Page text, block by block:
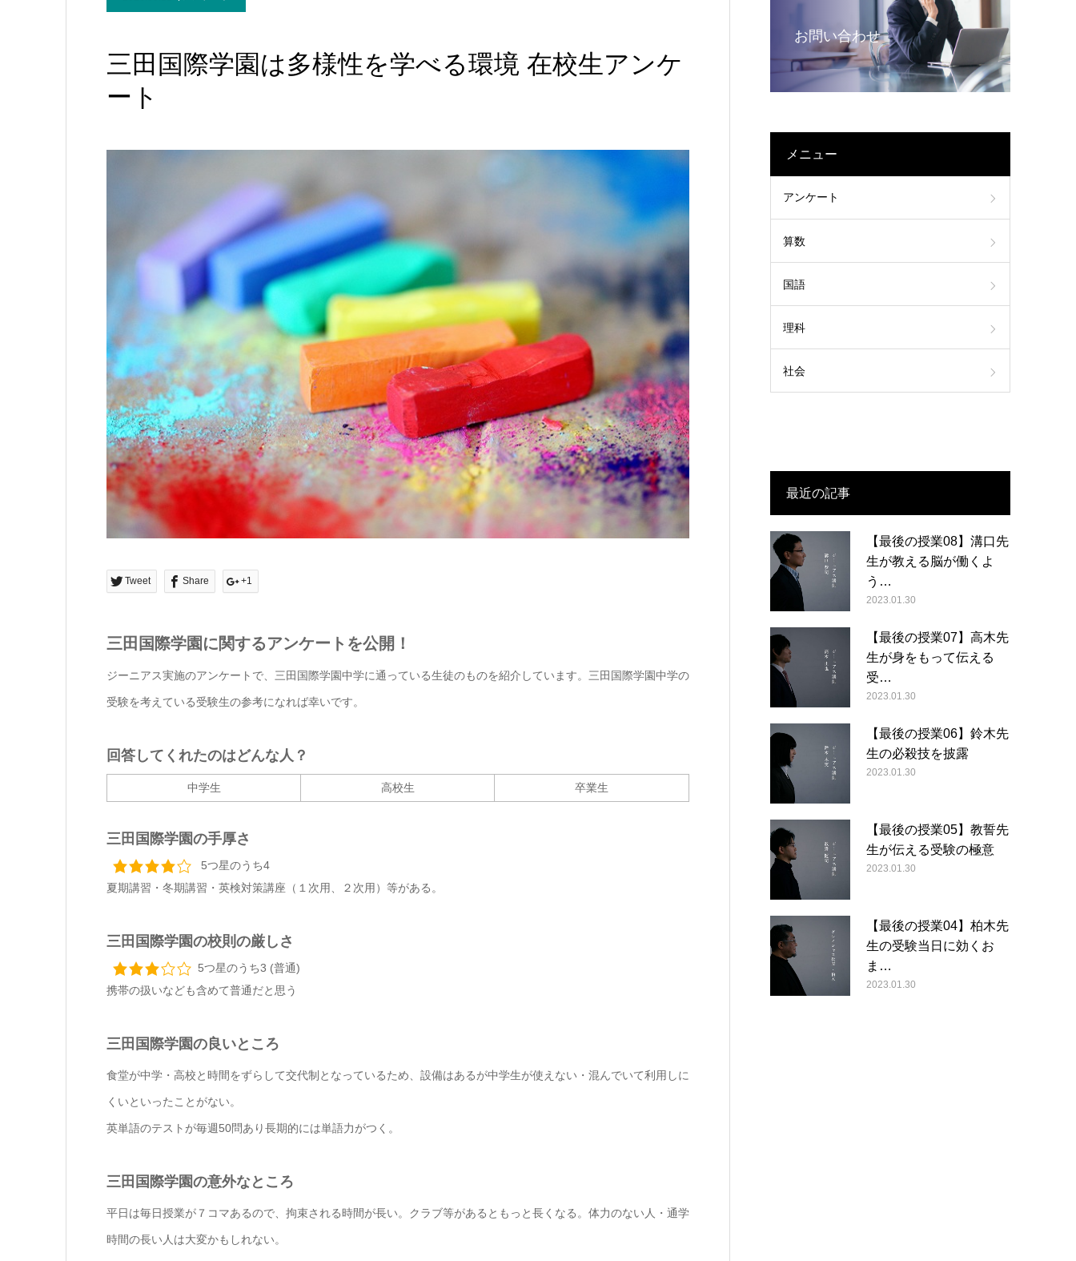
三田国際学園は多様性を学べる環境 在校生アンケ
ート
Tweet Share +1
三田国際学園に関するアンケートを公開！
ジーニアス実施のアンケートで、三田国際学園中学に通っている生徒のものを紹介しています。三田国際学園中学の
受験を考えている受験生の参考になれば幸いです。
回答してくれたのはどんな人？
中学生 高校生 卒業生
三田国際学園の手厚さ
5つ星のうち4
夏期講習・冬期講習・英検対策講座（１次用、２次用）等がある。
三田国際学園の校則の厳しさ
5つ星のうち3 (普通)
携帯の扱いなども含めて普通だと思う
三田国際学園の良いところ
食堂が中学・高校と時間をずらして交代制となっているため、設備はあるが中学生が使えない・混んでいて利用しに
くいといったことがない。
英単語のテストが毎週50問あり長期的には単語力がつく。
三田国際学園の意外なところ
平日は毎日授業が７コマあるので、拘束される時間が長い。クラブ等があるともっと長くなる。体力のない人・通学
時間の長い人は大変かもしれない。
お問い合わせ
メニュー
アンケート
算数
国語
理科
社会
最近の記事
【最後の授業08】溝口先
生が教える脳が働くよ
う…
2023.01.30
【最後の授業07】高木先
生が身をもって伝える
受…
2023.01.30
【最後の授業06】鈴木先
生の必殺技を披露
2023.01.30
【最後の授業05】教誓先
生が伝える受験の極意
2023.01.30
【最後の授業04】柏木先
生の受験当日に効くお
ま…
2023.01.30